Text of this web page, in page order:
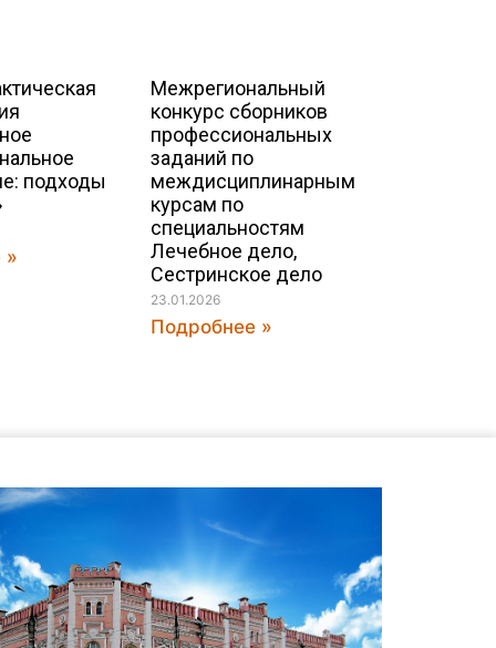
подходы
»
Межрегиональный
конкурс сборников
профессиональных
заданий по
междисциплинарным
курсам по
специальностям
Лечебное дело,
Сестринское дело
23.01.2026
Подробнее »